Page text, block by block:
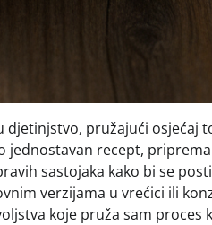
pružajući osjećaj
jednostavan recept,
sastojaka kako bi se
verzijama u vrećici ili
koje pruža sam proces